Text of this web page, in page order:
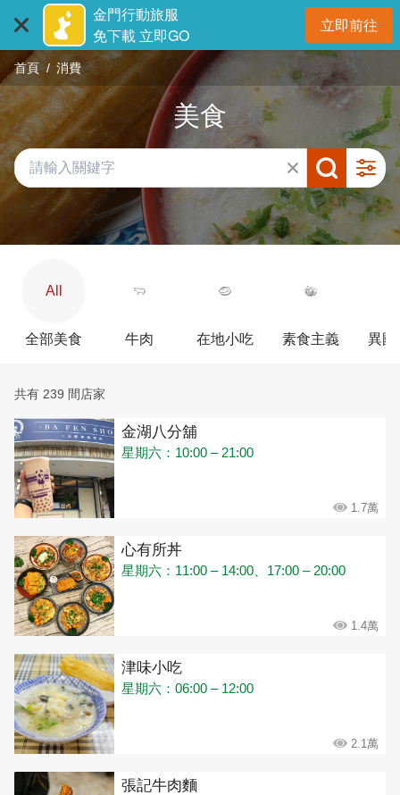
主
要
內
容
區
塊
金門行動旅服
免下載 立即GO
立即前往開
首頁 消費
美食
All
全部美食 牛肉 在地小吃 素食主義 異國
共有 239 間店家
金湖八分舖
星期六：10:00 – 21:00
1.7萬
心有所丼
星期六：11:00 – 14:00、17:00 – 20:00
1.4萬
津味小吃
星期六：06:00 – 12:00
2.1萬
張記牛肉麵